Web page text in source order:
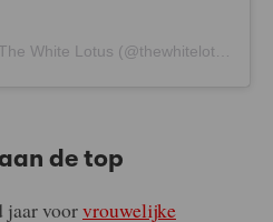
de top
jaar voorvrouwelijke